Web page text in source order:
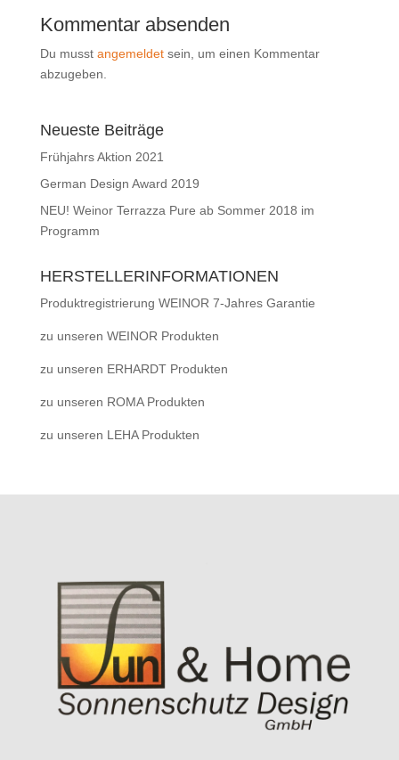
Kommentar absenden
Du musst angemeldetsein, um einen Kommentar
abzugeben.
Neueste Beiträge
Frühjahrs Aktion 2021
German Design Award 2019
NEU! Weinor Terrazza Pure ab Sommer 2018 im
Programm
HERSTELLERINFORMATIONEN
Produktregistrierung WEINOR 7-Jahres Garantie
zu unseren WEINOR Produkten
zu unseren ERHARDT Produkten
zu unseren ROMA Produkten
zu unseren LEHA Produkten